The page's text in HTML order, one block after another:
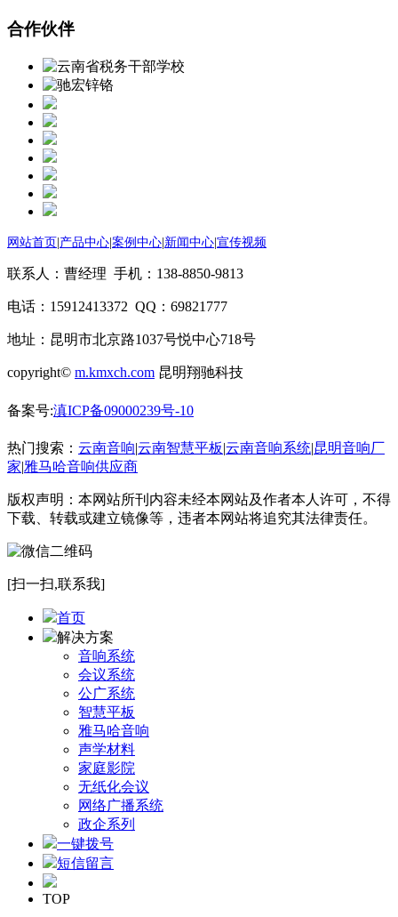
合作伙伴
网站首页 产品中心 案例中心 新闻中心 宣传视频
联系人：曹经理 手机：138-8850-9813
电话：15912413372 QQ：69821777
地址：昆明市北京路1037号悦中心718号
copyright© m.kmxch.com 昆明翔驰科技
备案号:滇ICP备09000239号-10
热门搜索： 云南音响|云南智慧平板|云南音响系统|昆明音响厂
家|雅马哈音响供应商
版权声明：本网站所刊内容未经本网站及作者本人许可，不得
下载、转载或建立镜像等，违者本网站将追究其法律责任。
[扫一扫,联系我]
首页
解决方案
音响系统
会议系统
公广系统
智慧平板
雅马哈音响
声学材料
家庭影院
无纸化会议
网络广播系统
政企系列
一键拨号
短信留言
TOP